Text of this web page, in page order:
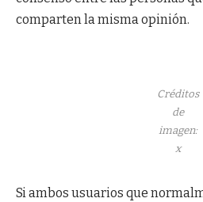
comparten la misma opinión.
Créditos
de
imagen:
x
Si ambos usuarios que